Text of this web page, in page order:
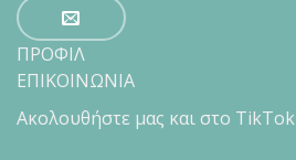
ΠΡΟΦΙΛ
ΕΠΙΚΟΙΝΩΝΙΑ
Ακολουθήστε μας και στο TikTok